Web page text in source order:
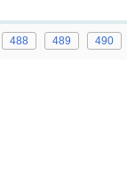
488 489 490